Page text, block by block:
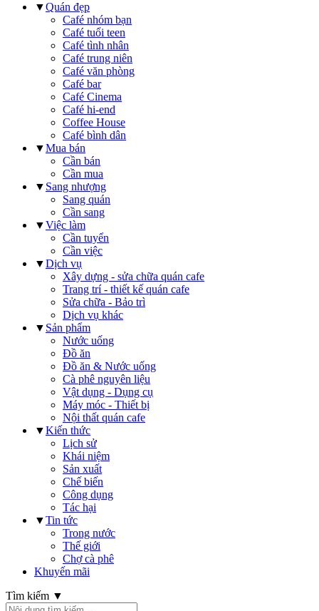
▼Quán đẹp
Café nhóm bạn
Café tuổi teen
Café tình nhân
Café trung niên
Café văn phòng
Café bar
Café Cinema
Café hi-end
Coffee House
Café bình dân
▼Mua bán
Cần bán
Cần mua
▼ Sang nhượng
Sang quán
Cần sang
▼Việc làm
Cần tuyển
Cần việc
▼Dịch vụ
Xây dựng - sửa chữa quán cafe
Trang trí - thiết kế quán cafe
Sửa chữa - Bảo trì
Dịch vụ khác
▼ Sản phẩm
Nước uống
Đồ ăn
Đồ ăn & Nước uống
Cà phê nguyên liệu
Vật dụng - Dụng cụ
Máy móc - Thiết bị
Nội thất quán cafe
▼Kiến thức
Lịch sử
Khái niệm
Sản xuất
Chế biến
Công dụng
Tác hại
▼Tin tức
Trong nước
Thế giới
Chợ cà phê
Khuyến mãi
Tìm kiếm ▼